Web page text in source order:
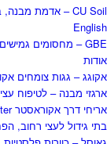
CU Soil – אדמת מבנה, בתי גידול לעצי רחוב
English
GBE – מחסומים גמישים סופגי אנרגיה
אודות
אקוגג – גגות צומחים
ארגזי מבנה – לטיפוח
אריחי דרך אקוראסטר Ecoraster
בתי גידול לעצי רחוב,